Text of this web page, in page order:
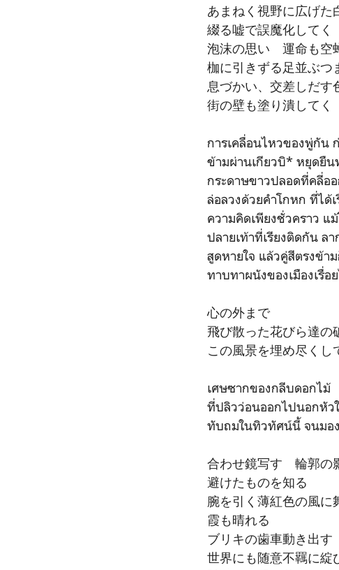
あまねく視野に広げた
綴る嘘で誤魔化してく
泡沫の思い 運命も空
枷に引きずる足並ぶつ
息づかい、交差しだす
街の壁も塗り潰してく
การเคลื่อนไหวของพู่กัน
ข้ามผ่านเกียวบิ* หยุดยืน
กระดาษขาวปลอดที่คลี่อ
ล่อลวงด้วยคำโกหก ที่ได้
ความคิดเพียงชั่วคราว แ
ปลายเท้าที่เรียงติดกัน ล
สูดหายใจ แล้วคู่สีตรงข้า
ทาบทาผนังของเมืองเรื่อ
心の外まで
飛び散った花びら達の
この風景を埋め尽く
เศษซากของกลีบดอกไม้
ที่ปลิวว่อนออกไปนอกหัว
ทับถมในทิวทัศน์นี้ จนมอ
合わせ鏡写す 輪郭の
避けたものを知る
腕を引く薄紅色の風に
霞も晴れる
ブリキの歯車動き出す
世界にも随意不羈に綻